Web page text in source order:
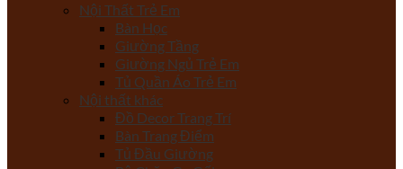
Nội Thất Trẻ Em
Bàn Học
Giường Tầng
Giường Ngủ Trẻ Em
Tủ Quần Áo Trẻ Em
Nội thất khác
Đồ Decor Trang Trí
Bàn Trang Điểm
Tủ Đầu Giường